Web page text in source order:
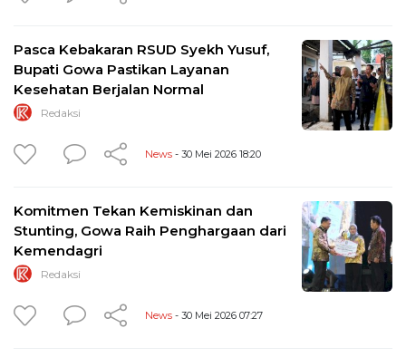
Pasca Kebakaran RSUD Syekh Yusuf,
Bupati Gowa Pastikan Layanan
Kesehatan Berjalan Normal
Redaksi
News - 30 Mei 2026 18:20
Komitmen Tekan Kemiskinan dan
Stunting, Gowa Raih Penghargaan dari
Kemendagri
Redaksi
News - 30 Mei 2026 07:27